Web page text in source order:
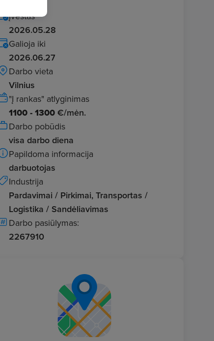
Įvestas
2026.05.28
Galioja iki
2026.06.27
Darbo vieta
Vilnius
"Į rankas" atlyginimas
1100 - 1300 €/mėn.
Darbo pobūdis
visa darbo diena
Papildoma informacija
darbuotojas
Industrija
Pardavimai / Pirkimai, Transportas /
Logistika / Sandėliavimas
Darbo pasiūlymas:
2267910